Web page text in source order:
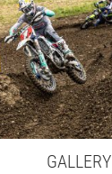
GALLERY